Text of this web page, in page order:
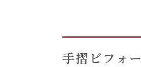
手摺ビフォー